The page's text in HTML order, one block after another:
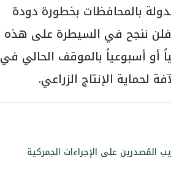
بالمحافظات بخطورة دودة
فلن ننجح في السيطرة على هذه
أو أسبوعياً بالموقف الحالي في
الإنتاج الزراعي.
المُصدرين على الإجراءات الجمركية